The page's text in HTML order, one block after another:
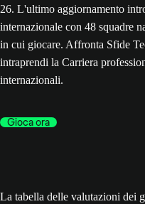
26. L'ultimo aggiornamento
internazionale con 48 squadre
in cui giocare. Affronta Sfide
intraprendi la Carriera
internazionali.
Gioca ora
La tabella delle valutazioni dei